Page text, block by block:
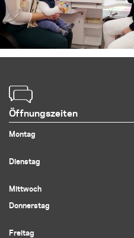
Öffnungszeiten
Montag
Dienstag
Mittwoch
Donnerstag
Freitag